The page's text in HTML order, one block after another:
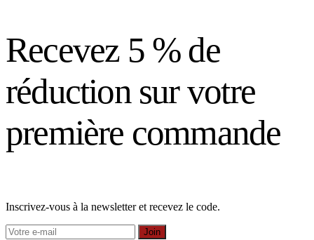
Recevez 5 % de
réduction sur votre
première commande
Inscrivez-vous à la newsletter et recevez le code.
Join